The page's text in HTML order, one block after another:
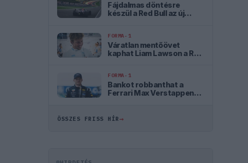
Fájdalmas döntésre
készül a Red Bull az új
FORMA-1
Váratlan mentőövet
kaphat Liam Lawson a Red
FORMA-1
Bankot robbanthat a
Ferrari Max Verstappen
ÖSSZES FRISS HÍR→